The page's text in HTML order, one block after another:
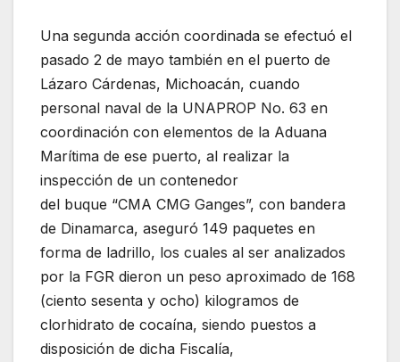
Una segunda acción coordinada se efectuó el
pasado 2 de mayo también en el puerto de
Lázaro Cárdenas, Michoacán, cuando
personal naval de la UNAPROP No. 63 en
coordinación con elementos de la Aduana
Marítima de ese puerto, al realizar la
inspección de un contenedor
del buque “CMA CMG Ganges”, con bandera
de Dinamarca, aseguró 149 paquetes en
forma de ladrillo, los cuales al ser analizados
por la FGR dieron un peso aproximado de 168
(ciento sesenta y ocho) kilogramos de
clorhidrato de cocaína, siendo puestos a
disposición de dicha Fiscalía,